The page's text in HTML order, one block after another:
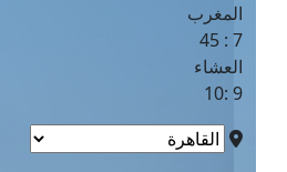
المغرب
7 : 45
العشاء
9 :10